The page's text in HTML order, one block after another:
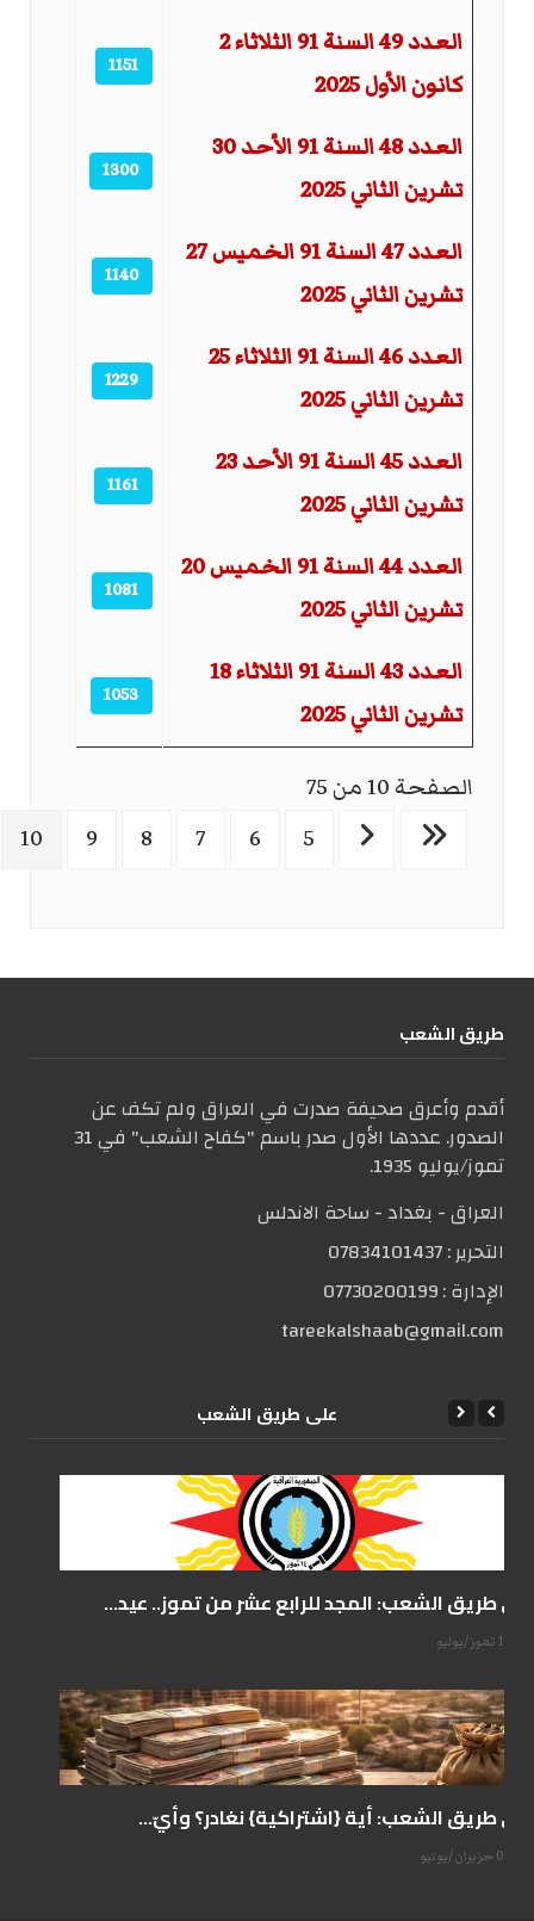
العدد 49 السنة 91 الثلاثاء 2
كانون الأول 2025
1151
العدد 48 السنة 91 الأحد 30
تشرين الثاني 2025
1300
العدد 47 السنة 91 الخميس 27
تشرين الثاني 2025
1140
العدد 46 السنة 91 الثلاثاء 25
تشرين الثاني 2025
1229
العدد 45 السنة 91 الأحد 23
تشرين الثاني 2025
1161
العدد 44 السنة 91 الخميس 20
تشرين الثاني 2025
1081
العدد 43 السنة 91 الثلاثاء 18
تشرين الثاني 2025
1053
الصفحة 10 من 75
5
6
7
8
9
10
طریق الشعب
أقدم وأعرق صحيفة صدرت في العراق ولم تكف عن
الصدور. عددها الأول صدر باسم "كفاح الشعب" في 31
تموز/يوليو 1935.
العراق - بغداد - ساحة الاندلس
التحریر :07834101437
الإدارة :07730200199
tareekalshaab@gmail.com
علی طریق الشعب
على طريق الشعب: المجد للرابع عشر من تموز.. عيد...
14 تموز/يوليو
على طريق الشعب: أية {اشتراكية} نغادر؟ وأيّ...
07 حزيران/يونيو